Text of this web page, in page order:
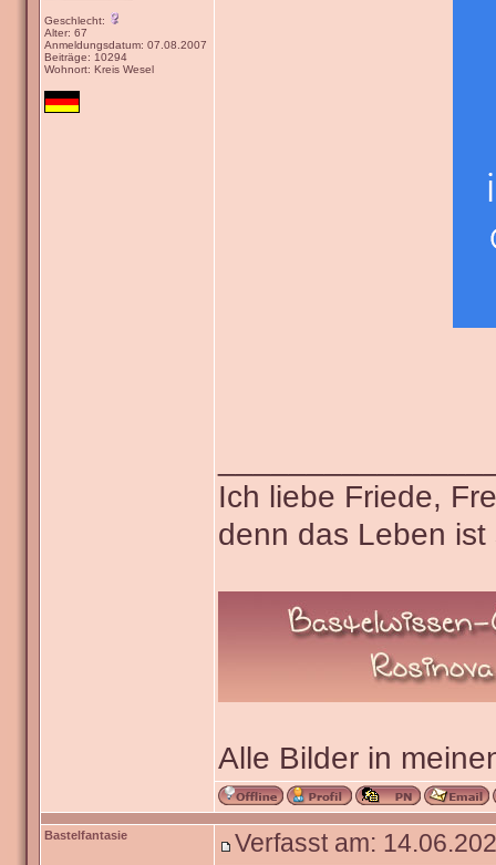
Geschlecht:
Alter: 67
Anmeldungsdatum: 07.08.2007
Beiträge: 10294
Wohnort: Kreis Wesel
Ich liebe Friede,
denn das Leben
Alle Bilder in
Bastelfantasie Verfasst am: